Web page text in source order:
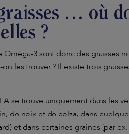
… où
?
Oméga-3 sont donc des graisses
les trouver ? Il existe trois
se trouve uniquement dans les
de noix et de colza, dans
et dans certaines graines (par